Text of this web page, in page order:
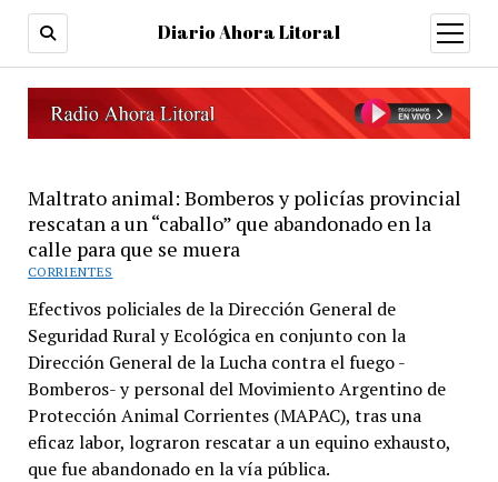
Diario Ahora Litoral
open
menu
Maltrato animal: Bomberos y policías provincial
rescatan a un “caballo” que abandonado en la
calle para que se muera
CORRIENTES
Efectivos policiales de la Dirección General de
Seguridad Rural y Ecológica en conjunto con la
Dirección General de la Lucha contra el fuego -
Bomberos- y personal del Movimiento Argentino de
Protección Animal Corrientes (MAPAC), tras una
eficaz labor, lograron rescatar a un equino exhausto,
que fue abandonado en la vía pública.